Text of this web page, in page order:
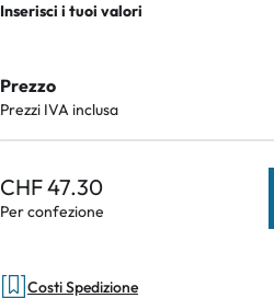
Inserisci i tuoi valori
Prezzo
Prezzi IVA inclusa
CHF 47.30
Per confezione
Costi Spedizione